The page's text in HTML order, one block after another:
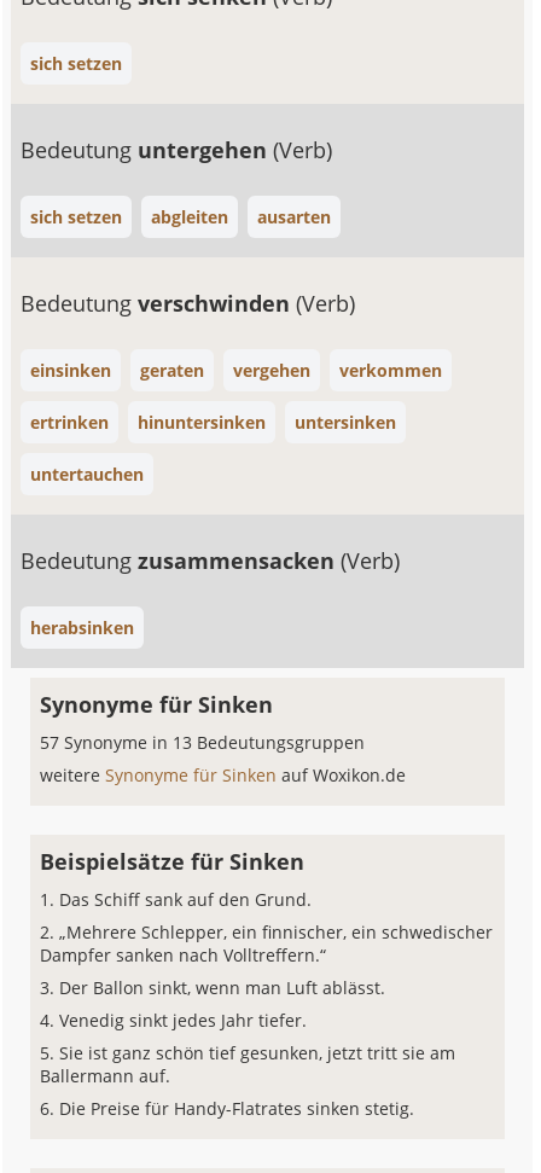
sich setzen
Bedeutung untergehen(Verb)
sich setzen abgleiten ausarten
Bedeutungverschwinden(Verb)
einsinken geraten vergehen verkommen
ertrinken hinuntersinken untersinken
untertauchen
Bedeutungzusammensacken(Verb)
herabsinken
Synonyme für Sinken
57 Synonyme in 13 Bedeutungsgruppen
weitereSynonyme für Sinkenauf Woxikon.de
Beispielsätze für Sinken
Das Schiff sank auf den Grund.
„Mehrere Schlepper, ein finnischer, ein schwedischer
Dampfer sanken nach Volltreffern.“
Der Ballon sinkt, wenn man Luft ablässt.
Venedig sinkt jedes Jahr tiefer.
Sie ist ganz schön tief gesunken, jetzt tritt sie am
Ballermann auf.
Die Preise für Handy-Flatrates sinken stetig.